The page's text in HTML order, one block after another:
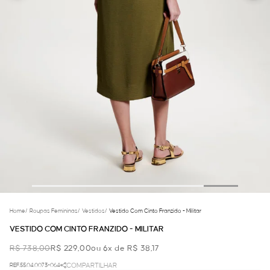
Home/ Roupas Femininas/ Vestidos/ Vestido Com Cinto Franzido - Militar
VESTIDO COM CINTO FRANZIDO - MILITAR
R$ 738,00R$ 229,00ou 6x de R$ 38,17
REF.55.04.0073-064
COMPARTILHAR